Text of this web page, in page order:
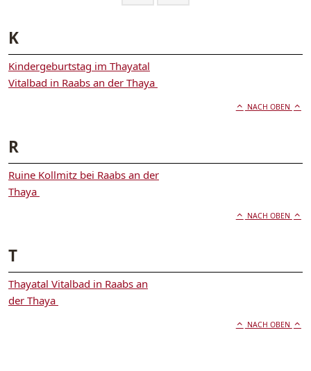
K
Kindergeburtstag im Thayatal
Vitalbad in Raabs an der Thaya
NACH OBEN
R
Ruine Kollmitz bei Raabs an der
Thaya
NACH OBEN
T
Thayatal Vitalbad in Raabs an
der Thaya
NACH OBEN